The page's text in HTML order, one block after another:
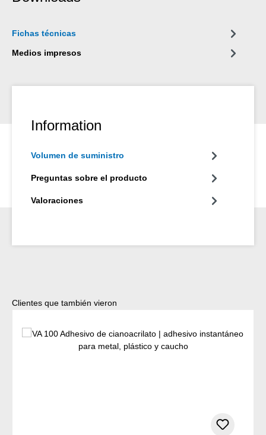
Fichas técnicas
Medios impresos
Information
Volumen de suministro
Preguntas sobre el producto
Valoraciones
Omitir la galería de productos
Clientes que también vieron